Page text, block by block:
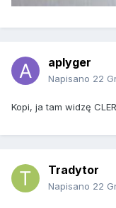
aplyger
Napisano 22
Kopi, ja tam widzę
Tradytor
Napisano 22